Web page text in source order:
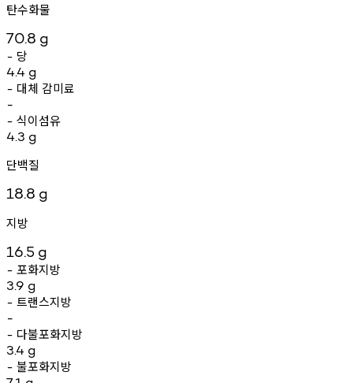
탄수화물
70.8 g
- 당
4.4 g
- 대체 감미료
-
- 식이섬유
4.3 g
단백질
18.8 g
지방
16.5 g
- 포화지방
3.9 g
- 트랜스지방
-
- 다불포화지방
3.4 g
- 불포화지방